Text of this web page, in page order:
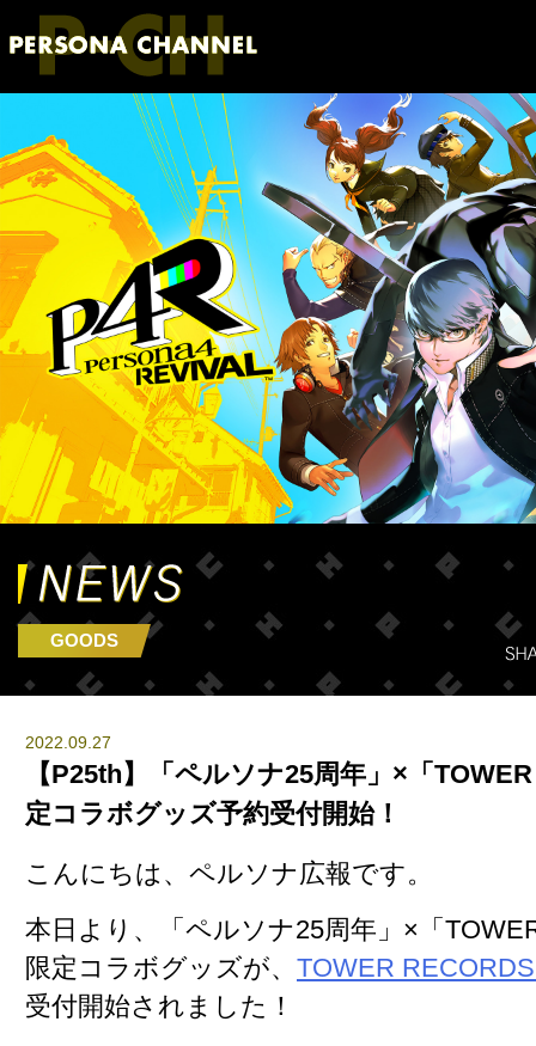
GOODS
2022.09.27
【P25th】「ペルソナ25周年」×「
定コラボグッズ予約受付開始！
こんにちは、ペルソナ広報です。
本日より、「ペルソナ25周年」×「
限定コラボグッズが、 TOWER
受付開始されました！